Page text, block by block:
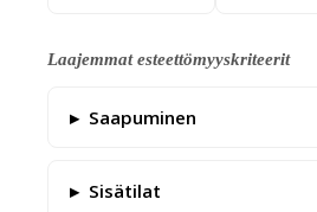
Laajemmat esteettömyyskriteerit
Saapuminen
Sisätilat